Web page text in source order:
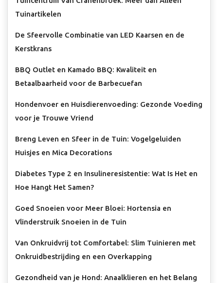
Tuinartikelen
De Sfeervolle Combinatie van LED Kaarsen en de
Kerstkrans
BBQ Outlet en Kamado BBQ: Kwaliteit en
Betaalbaarheid voor de Barbecuefan
Hondenvoer en Huisdierenvoeding: Gezonde Voeding
voor je Trouwe Vriend
Breng Leven en Sfeer in de Tuin: Vogelgeluiden
Huisjes en Mica Decorations
Diabetes Type 2 en Insulineresistentie: Wat Is Het en
Hoe Hangt Het Samen?
Goed Snoeien voor Meer Bloei: Hortensia en
Vlinderstruik Snoeien in de Tuin
Van Onkruidvrij tot Comfortabel: Slim Tuinieren met
Onkruidbestrijding en een Overkapping
Gezondheid van je Hond: Anaalklieren en het Belang